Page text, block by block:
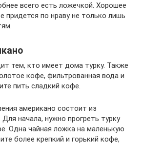
всего есть ложечкой. Хорошее
придется по нраву не только лишь
тем, кто имеет дома турку. Также
кофе, фильтрованная вода и
пить сладкий кофе.
американо состоит из
Для начала, нужно прогреть турку
Одна чайная ложка на маленькую
более крепкий и горький кофе,